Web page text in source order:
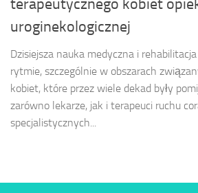
terapeutycznego kobiet
uroginekologicznej
Dzisiejsza nauka medyczna i
rytmie, szczególnie w obszarach
kobiet, które przez wiele dekad były
zarówno lekarze, jak i terapeuci ruchu
specjalistycznych...